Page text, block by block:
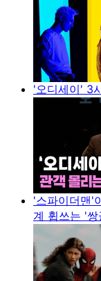
'오디세이' 3
'스파이더맨'
계 휩쓰는 '